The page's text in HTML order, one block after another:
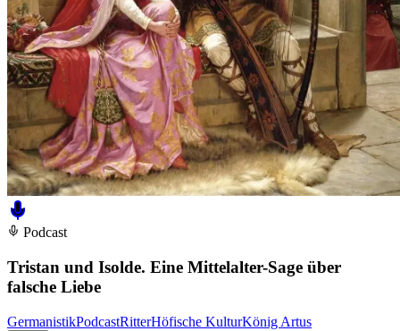
Podcast
Tristan und Isolde. Eine Mittelalter-Sage über
falsche Liebe
GermanistikPodcastRitterHöfische KulturKönig Artus